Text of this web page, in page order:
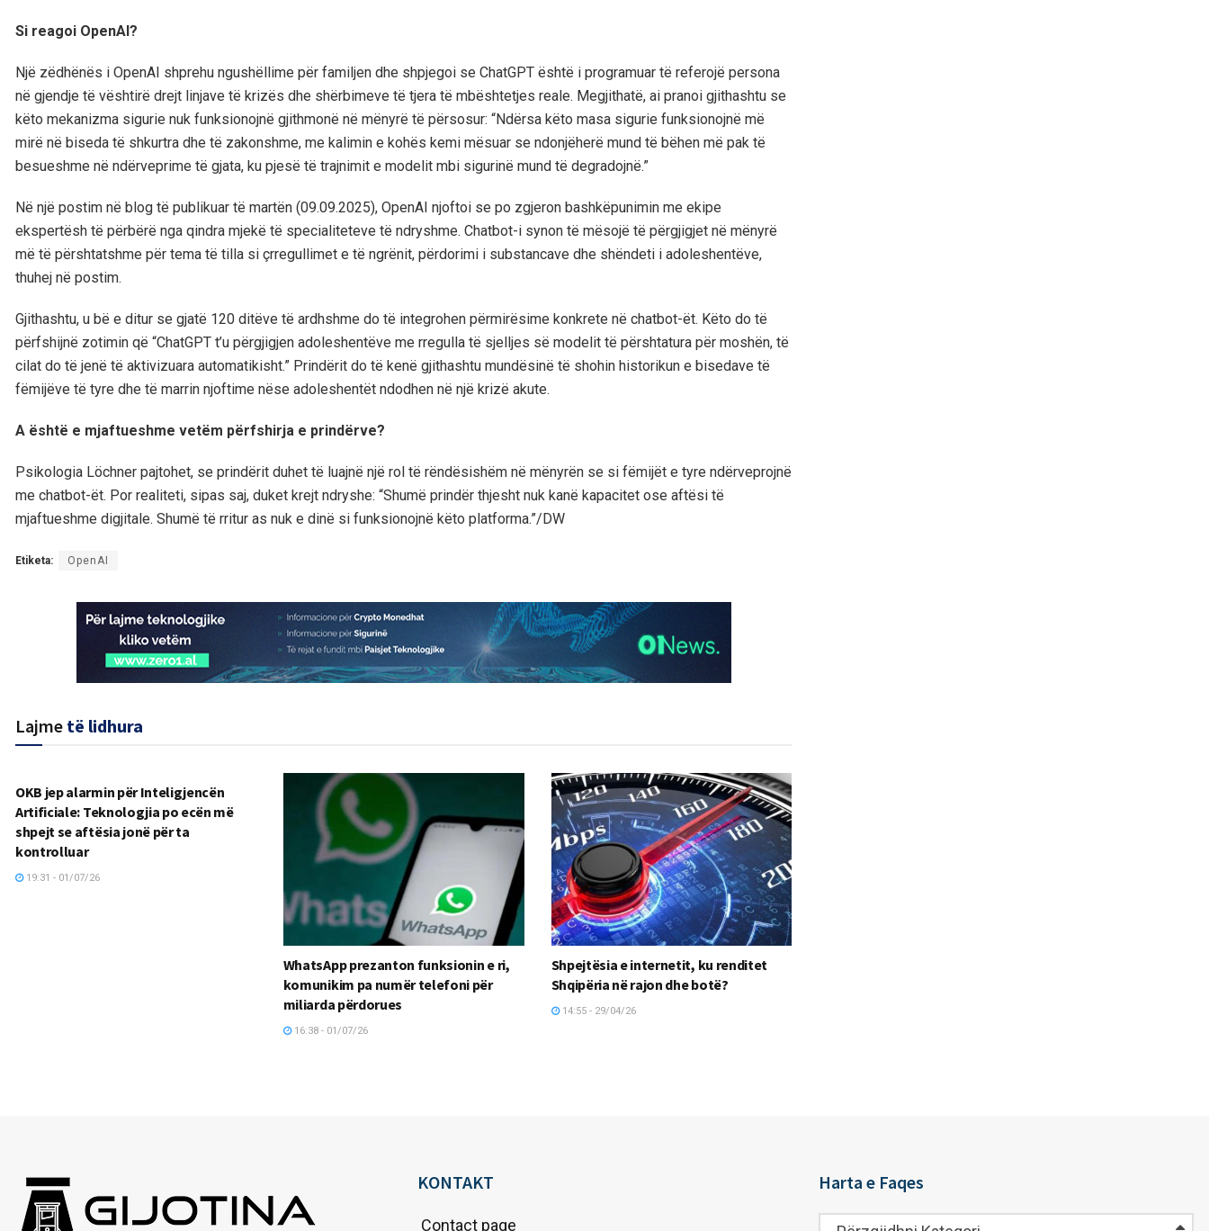
Si reagoi OpenAI?
Një zëdhënës i OpenAI shprehu ngushëllime për familjen dhe shpjegoi se ChatGPT është i programuar të referojë persona
në gjendje të vështirë drejt linjave të krizës dhe shërbimeve të tjera të mbështetjes reale. Megjithatë, ai pranoi gjithashtu se
këto mekanizma sigurie nuk funksionojnë gjithmonë në mënyrë të përsosur: “Ndërsa këto masa sigurie funksionojnë më
mirë në biseda të shkurtra dhe të zakonshme, me kalimin e kohës kemi mësuar se ndonjëherë mund të bëhen më pak të
besueshme në ndërveprime të gjata, ku pjesë të trajnimit e modelit mbi sigurinë mund të degradojnë.”
Në një postim në blog të publikuar të martën (09.09.2025), OpenAI njoftoi se po zgjeron bashkëpunimin me ekipe
ekspertësh të përbërë nga qindra mjekë të specialiteteve të ndryshme. Chatbot-i synon të mësojë të përgjigjet në mënyrë
më të përshtatshme për tema të tilla si çrregullimet e të ngrënit, përdorimi i substancave dhe shëndeti i adoleshentëve,
thuhej në postim.
Gjithashtu, u bë e ditur se gjatë 120 ditëve të ardhshme do të integrohen përmirësime konkrete në chatbot-ët. Këto do të
përfshijnë zotimin që “ChatGPT t’u përgjigjen adoleshentëve me rregulla të sjelljes së modelit të përshtatura për moshën, të
cilat do të jenë të aktivizuara automatikisht.” Prindërit do të kenë gjithashtu mundësinë të shohin historikun e bisedave të
fëmijëve të tyre dhe të marrin njoftime nëse adoleshentët ndodhen në një krizë akute.
A është e mjaftueshme vetëm përfshirja e prindërve?
Psikologia Löchner pajtohet, se prindërit duhet të luajnë një rol të rëndësishëm në mënyrën se si fëmijët e tyre ndërveprojnë
me chatbot-ët. Por realiteti, sipas saj, duket krejt ndryshe: “Shumë prindër thjesht nuk kanë kapacitet ose aftësi të
mjaftueshme digjitale. Shumë të rritur as nuk e dinë si funksionojnë këto platforma.”/DW
Etiketa: OpenAI
Lajme të lidhura
OKB jep alarmin për Inteligjencën
Artificiale: Teknologjia po ecën më
shpejt se aftësia jonë për ta
kontrolluar
19:31 - 01/07/26
WhatsApp prezanton funksionin e ri,
komunikim pa numër telefoni për
miliarda përdorues
16:38 - 01/07/26
Shpejtësia e internetit, ku renditet
Shqipëria në rajon dhe botë?
14:55 - 29/04/26
KONTAKT
Contact page
Harta e Faqes
Harta